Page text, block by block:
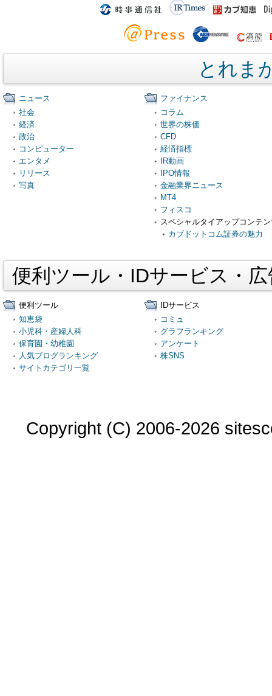
とれま
ニュース
社会
経済
政治
コンピューター
エンタメ
リリース
写真
ファイナンス
コラム
世界の株価
CFD
経済指標
IR動画
IPO情報
金融業界ニュース
MT4
フィスコ
スペシャルタイアップコンテ
カブドットコム証券の魅力
便利ツール・IDサービス・
便利ツール
知恵袋
小児科・産婦人科
保育園・幼稚園
人気ブログランキング
サイトカテゴリ一覧
IDサービス
コミュ
グラフランキング
アンケート
株SNS
Copyright (C) 2006-2026